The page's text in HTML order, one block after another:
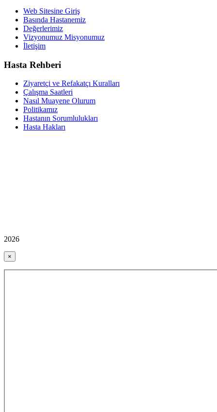
Web Sitesine Giriş
Basında Hastanemiz
Değerlerimiz
Vizyonumuz Misyonumuz
İletişim
Hasta Rehberi
Ziyaretçi ve Refakatçı Kuralları
Çalışma Saatleri
Nasıl Muayene Olurum
Politikamız
Hastanın Sorumlulukları
Hasta Hakları
2026
×